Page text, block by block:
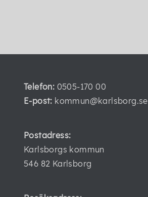
Telefon: 0505-170 00
E-post: kommun@karlsborg.se
Postadress:
Karlsborgs kommun
546 82 Karlsborg